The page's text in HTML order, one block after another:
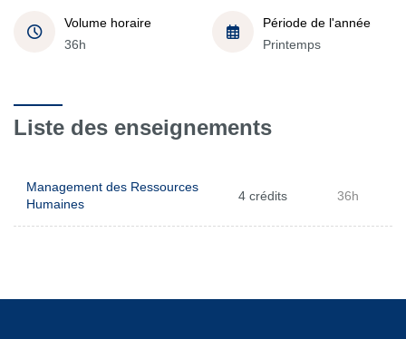
Volume horaire
36h
Période de l'année
Printemps
Liste des enseignements
Management des Ressources
Humaines
4 crédits 36h